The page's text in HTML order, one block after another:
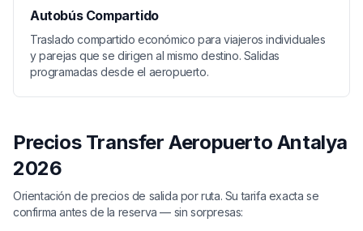
Autobús Compartido
Traslado compartido económico para viajeros individuales
y parejas que se dirigen al mismo destino. Salidas
programadas desde el aeropuerto.
Precios Transfer Aeropuerto Antalya
2026
Orientación de precios de salida por ruta. Su tarifa exacta se
confirma antes de la reserva — sin sorpresas: